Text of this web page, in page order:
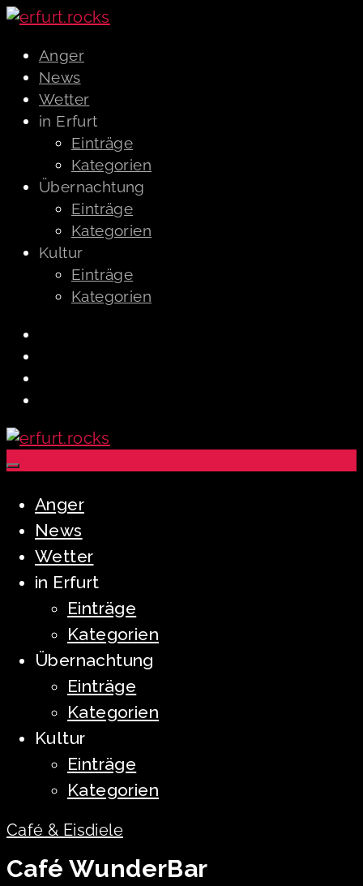
Anger
News
Wetter
in Erfurt
Einträge
Kategorien
Übernachtung
Einträge
Kategorien
Kultur
Einträge
Kategorien
Anger
News
Wetter
in Erfurt
Einträge
Kategorien
Übernachtung
Einträge
Kategorien
Kultur
Einträge
Kategorien
Café & Eisdiele
Café WunderBar